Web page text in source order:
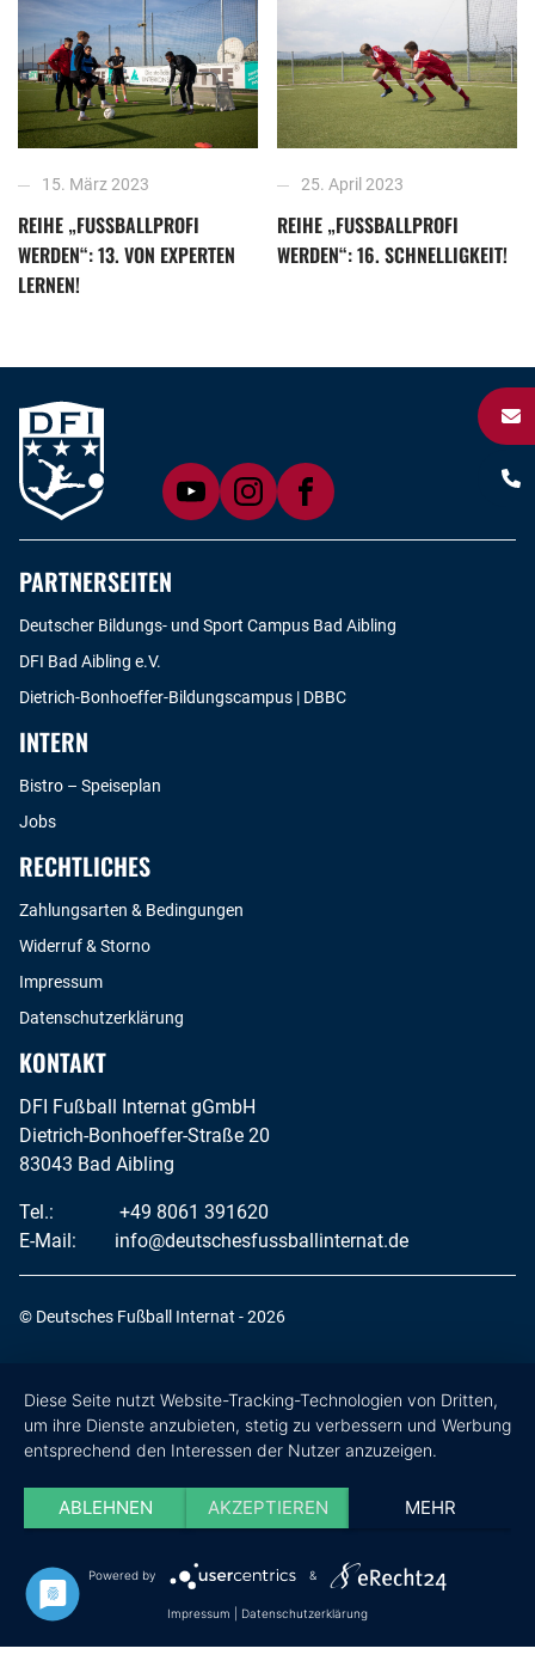
15. März 2023
REIHE „FUSSBALLPROFI W
ERDEN“: 13. VON EXPERTEN L
ERNEN!
25. April 2023
REIHE „FUSSBALLPROFI W
ERDEN“: 16. SCHNELLIGKEIT!
PARTNERSEITEN
Deutscher Bildungs- und Sport Campus Bad Aibling
DFI Bad Aibling e.V.
Dietrich-Bonhoeffer-Bildungscampus | DBBC
INTERN
Bistro – Speiseplan
Jobs
RECHTLICHES
Zahlungsarten & Bedingungen
Widerruf & Storno
Impressum
Datenschutzerklärung
KONTAKT
DFI Fußball Internat gGmbH
Dietrich-Bonhoeffer-Straße 20
83043 Bad Aibling
Tel.:
+49 8061 391620
E-Mail:
info@deutschesfussballinternat.de
© Deutsches Fußball Internat - 2026
Diese Seite nutzt Website-Tracking-Technologien von Dritten,
um ihre Dienste anzubieten, stetig zu verbessern und Werbung
entsprechend den Interessen der Nutzer anzuzeigen.
ABLEHNEN AKZEPTIEREN MEHR
Powered by &
Impressum Datenschutzerklärung